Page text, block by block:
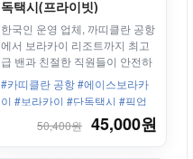
독택시(프라이빗)
한국인 운영 업체, 까띠클란 공항
에서 보라카이 리조트까지 최고
급 밴과 친절한 직원들이 안전하
고 편안하게 모십니다.
#카띠클란 공항 #에이스보라카
이 #보라카이 #단독택시 #픽업
샌딩 #왕복 #보라카이리조트 #
한인업체 #최고의서비스
50,400원 45,000원